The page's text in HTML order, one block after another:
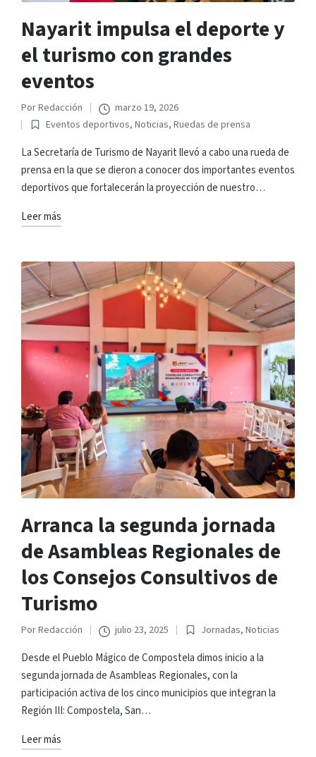
Nayarit impulsa el deporte y
el turismo con grandes
eventos
Publicado
por
PorRedacción
marzo 19, 2026
Publicado
en
Eventos deportivos, Noticias, Ruedas de prensa
La Secretaría de Turismo de Nayarit llevó a cabo una rueda de
prensa en la que se dieron a conocer dos importantes eventos
deportivos que fortalecerán la proyección de nuestro…
Leer más
Arranca la segunda jornada
de Asambleas Regionales de
los Consejos Consultivos de
Turismo
Publicado
por
PorRedacción julio 23, 2025
Publicado
en
Jornadas, Noticias
Desde el Pueblo Mágico de Compostela dimos inicio a la
segunda jornada de Asambleas Regionales, con la
participación activa de los cinco municipios que integran la
Región III: Compostela, San…
Leer más